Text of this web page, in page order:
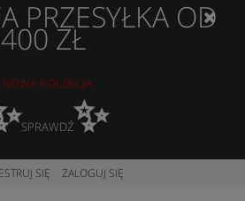
PRZESYŁKA OD
400 ZŁ
NOWA KOLEKCJA
SPRAWDŹ✨
SIĘ ZALOGUJ SIĘ